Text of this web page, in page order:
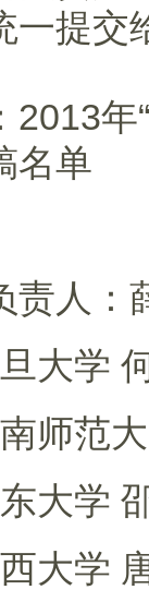
一提交
2013年
名单
责人：
大学
师范
大学
大学